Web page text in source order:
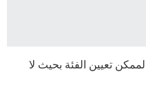
تعيين الفئة بحيث لا